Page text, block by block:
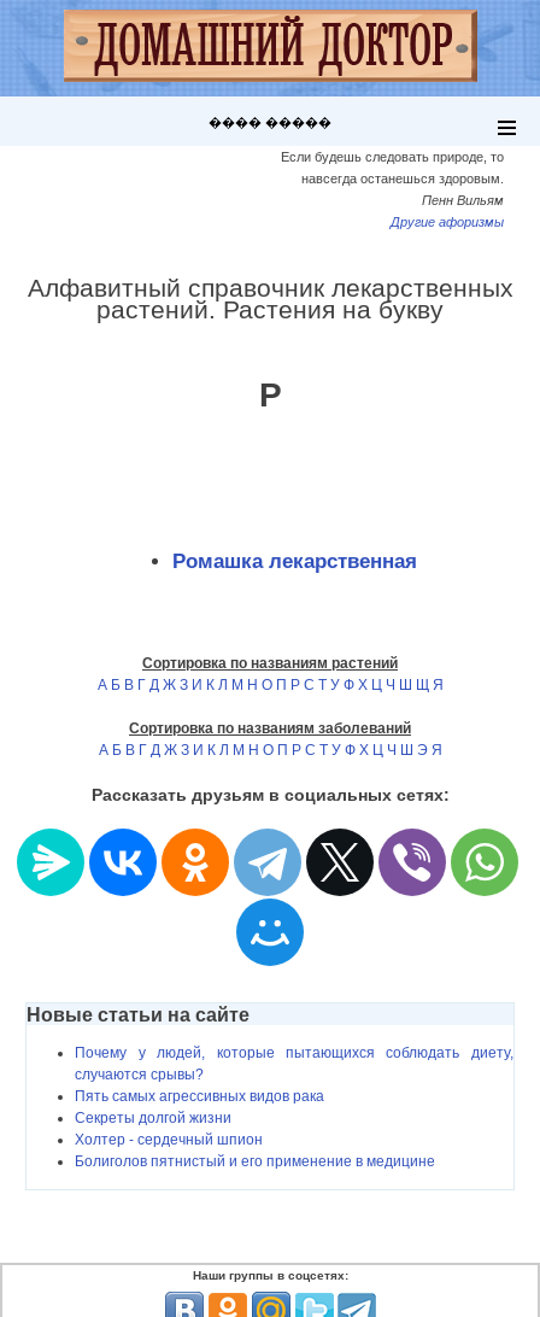
���� �����
Если будешь следовать природе, то
навсегда останешься здоровым.
Пенн Вильям
Другие афоризмы
Алфавитный справочник лекарственных
растений. Растения на букву
Р
Ромашка лекарственная
Сортировка по названиям растений
А Б В Г Д Ж З И К Л М Н О П Р С Т У Ф Х Ц Ч Ш Щ Я
Сортировка по названиям заболеваний
А Б В Г Д Ж З И К Л М Н О П Р С Т У Ф Х Ц Ч Ш Э Я
Рассказать друзьям в социальных сетях:
Новые статьи на сайте
Почему у людей, которые пытающихся соблюдать диету,
случаются срывы?
Пять самых агрессивных видов рака
Секреты долгой жизни
Холтер - сердечный шпион
Болиголов пятнистый и его применение в медицине
Наши группы в соцсетях: